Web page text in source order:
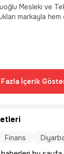
Mesleki ve
markayla
Fazla İçerik
Finans